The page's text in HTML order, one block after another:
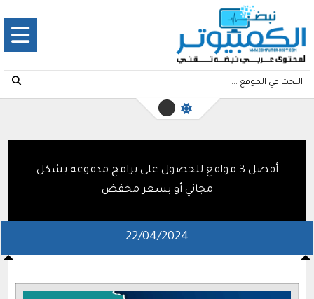
أفضل 3 مواقع للحصول على برامج مدفوعة بشكل
مجاني أو بسعر مخفض
22/04/2024